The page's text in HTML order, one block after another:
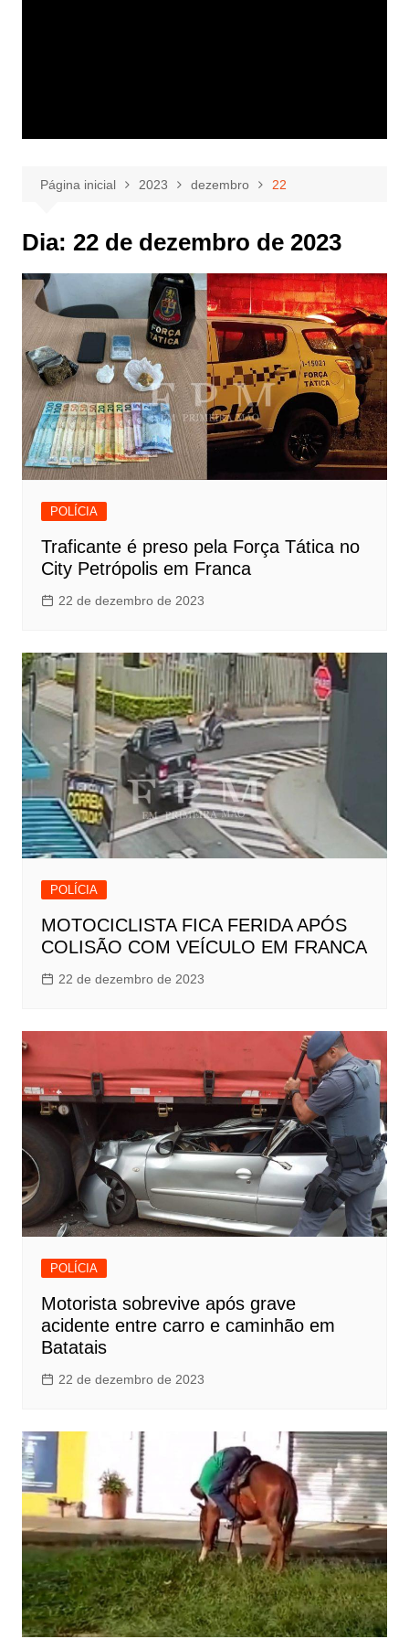
Página inicial 2023 dezembro 22
Dia: 22 de dezembro de 2023
POLÍCIA
Traficante é preso pela Força Tática no
City Petrópolis em Franca
22 de dezembro de 2023
POLÍCIA
MOTOCICLISTA FICA FERIDA APÓS
COLISÃO COM VEÍCULO EM FRANCA
22 de dezembro de 2023
POLÍCIA
Motorista sobrevive após grave
acidente entre carro e caminhão em
Batatais
22 de dezembro de 2023